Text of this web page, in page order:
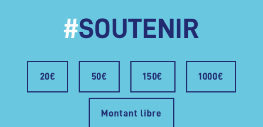
#SOUTENIR
20€ 50€ 150€ 1000€
Montant libre